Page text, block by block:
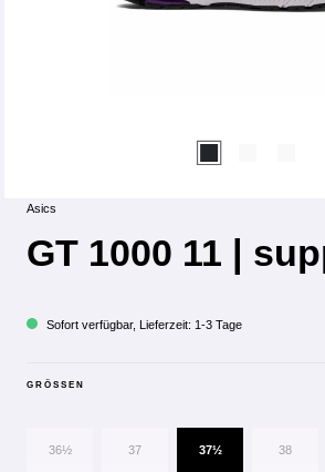
Asics
GT 1000 11 |
Sofort verfügbar, Lieferzeit: 1-3 Tage
GRÖSSEN
36½ 37 37½ 38